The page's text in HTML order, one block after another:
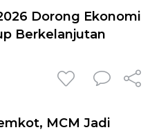
Dorong Ekonomi
Berkelanjutan
MCM Jadi